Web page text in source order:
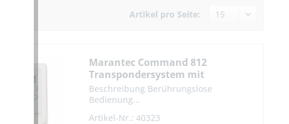
Artikel pro Seite:
Marantec Command 812
Transpondersystem mit
Lesemodul
Beschreibung Berührungslose
Bedienung...
Artikel-Nr.: 40323